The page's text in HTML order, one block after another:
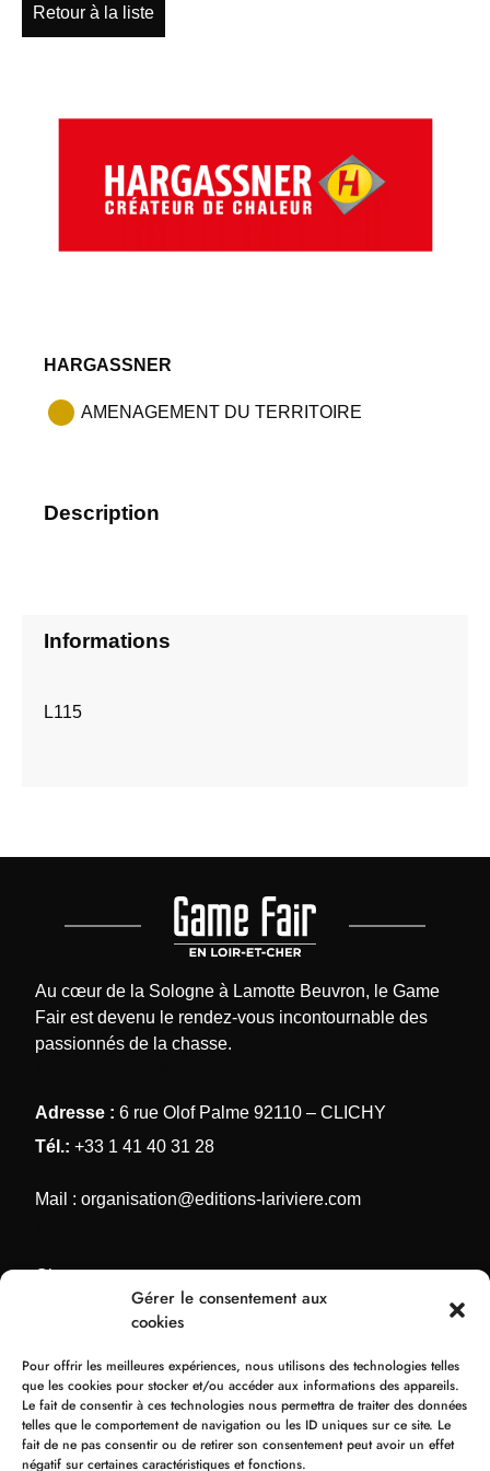
Gérer le consentement aux
cookies
Pour offrir les meilleures expériences, nous utilisons des technologies telles
que les cookies pour stocker et/ou accéder aux informations des appareils.
Le fait de consentir à ces technologies nous permettra de traiter des données
telles que le comportement de navigation ou les ID uniques sur ce site. Le
fait de ne pas consentir ou de retirer son consentement peut avoir un effet
négatif sur certaines caractéristiques et fonctions.
Retour à la liste
HARGASSNER
AMENAGEMENT DU TERRITOIRE
Description
Informations
L115
Au cœur de la Sologne à Lamotte Beuvron, le Game
Fair est devenu le rendez-vous incontournable des
passionnés de la chasse.
Adresse : 6 rue Olof Palme 92110 – CLICHY
Tél.: +33 1 41 40 31 28
Mail : organisation@editions-lariviere.com
Chassons.com
Connaissance de la chasse
Armes de Chasse
NOS ORGANISATIONS
Bol d’Or